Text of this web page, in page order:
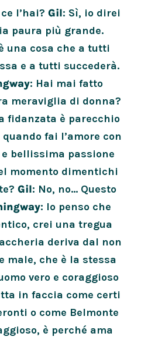
l’hai? Gil: Sì, io direi
paura più grande.
è una cosa che a tutti
e a tutti succederà.
: Hai mai fatto
meraviglia di donna?
fidanzata è parecchio
quando fai l’amore con
bellissima passione
momento dimentichi
Gil: No, no… Questo
: Io penso che
crei una tregua
deriva dal non
male, che è la stessa
vero e coraggioso
in faccia come certi
o come Belmonte
è perché ama